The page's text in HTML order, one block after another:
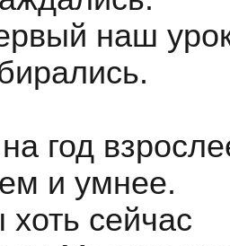
наш
год
и умнее.
сейчас